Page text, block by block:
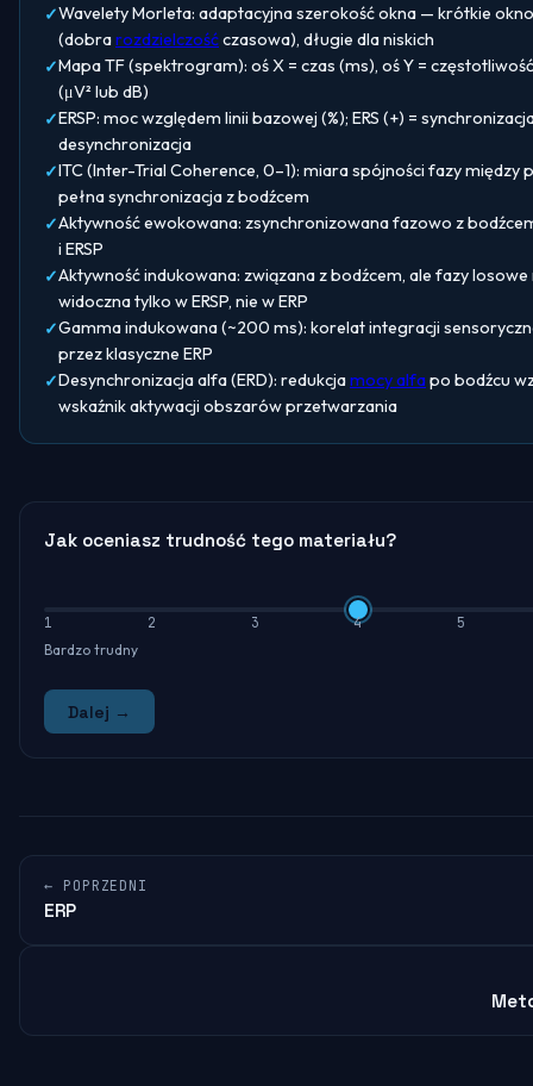
Wavelety Morleta: adaptacyjna szerokość okna — krótkie
(dobrarozdzielczośćczasowa), długie dla niskich
Mapa TF (spektrogram): oś X = czas (ms), oś Y =
(μV² lub dB)
ERSP: moc względem linii bazowej (%); ERS (+) =
desynchronizacja
ITC (Inter-Trial Coherence, 0–1): miara spójności fazy między
pełna synchronizacja z bodźcem
Aktywność ewokowana: zsynchronizowana fazowo z
i ERSP
Aktywność indukowana: związana z bodźcem, ale fazy
widoczna tylko w ERSP, nie w ERP
Gamma indukowana (~200 ms): korelat integracji
przez klasyczne ERP
Desynchronizacja alfa (ERD): redukcjamocy alfapo bodźcu
wskaźnik aktywacji obszarów przetwarzania
Jak oceniasz trudność tego materiału?
1 2 3 4
5
Bardzo trudny
Dalej →
← POPRZEDNI
ERP